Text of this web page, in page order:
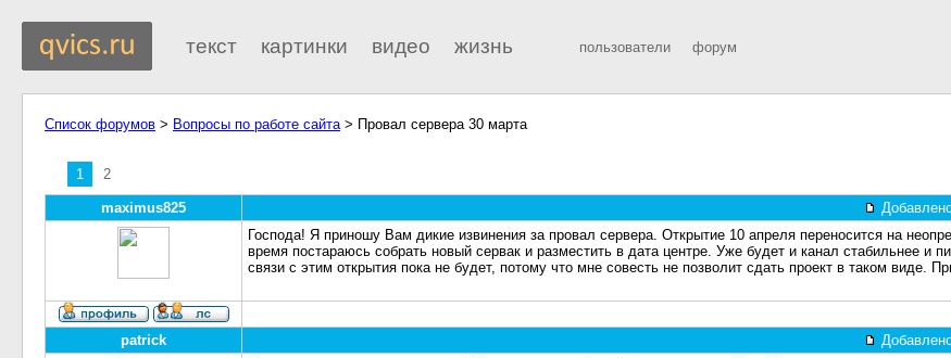
текст картинки видео жизнь пользователи форум
Список форумов > Вопросы по работе сайта> Провал сервера 30 марта
1 2
maximus825
Господа! Я приношу Вам дикие извинения за провал сервера. Открытие 10 апреля переносится на
время постараюсь собрать новый сервак и разместить в дата центре. Уже будет и канал стабильнее и
связи с этим открытия пока не будет, потому что мне совесть не позволит сдать проект в таком виде.
patrick